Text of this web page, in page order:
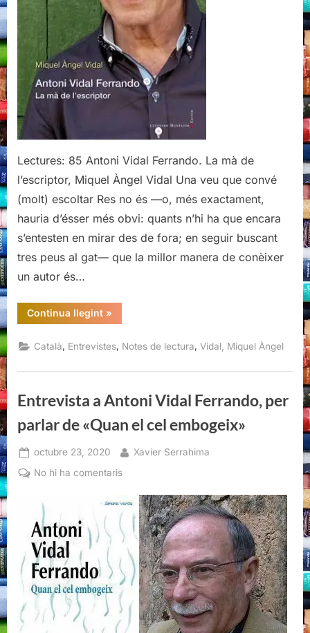
Lleonard
Muntaner,
2021
Lectures: 85 Antoni Vidal Ferrando. La mà de
l’escriptor, Miquel Àngel Vidal Una veu que convé
(molt) escoltar Res no és —o, més exactament,
hauria d’ésser més obvi: quants n’hi ha que encara
s’entesten en mirar des de fora; en seguir buscant
tres peus al gat— que la millor manera de conèixer
un autor és…
Continua llegint“Antoni
Vidal
La
mà
l’escriptor,
Vidal,
Lleonard
Muntaner,
2021”
»
Català, Entrevistes, Notes de lectura,Vidal, Miquel Àngel
Entrevista a Antoni Vidal Ferrando, per
parlar de «Quan el cel embogeix»
Posted
on
octubre 23, 2020 By
Xavier Serrahima
No hi ha comentarisa
a
Antoni
Vidal
Ferrando,
per
parlar
de
«Quan
el